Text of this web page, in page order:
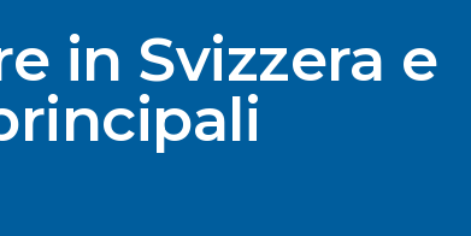
in Svizzera e